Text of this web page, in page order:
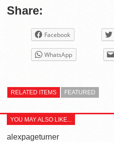
Share:
Facebook
WhatsApp
RELATED ITEMS FEATURED
YOU MAY ALSO LIKE...
alexpageturner